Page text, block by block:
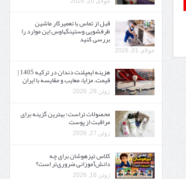
قبل از تماس با تعمیرکار ماشین
ظرفشویی وستینگهاوس این موارد را
بررسی کنید
جولای 01, 2026
هزینه ایمپلنت دندان در ترکیه 1405 |
قیمت، مزایا، معایب و مقایسه با ایران
ژوئن 29, 2026
محصولات تراست؛ بهترین گزینه برای
مراقبت از پوست
ژوئن 27, 2026
کلاس تیزهوشان برای چه
دانش‌آموزانی ضروری‌تر است؟
ژوئن 16, 2026